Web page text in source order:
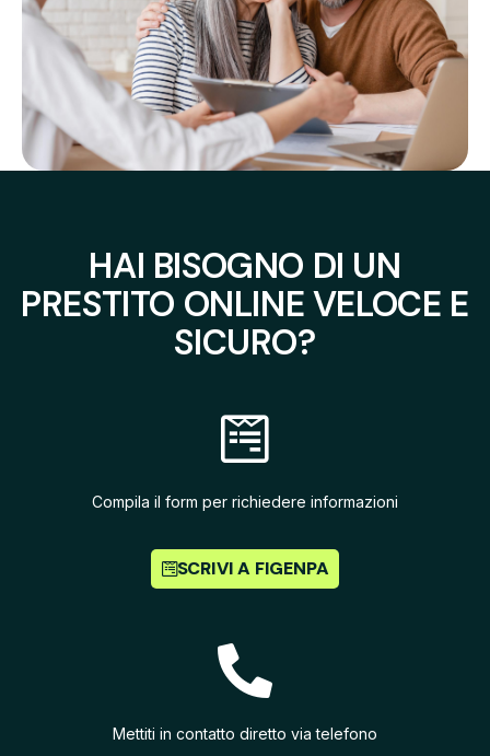
HAI BISOGNO DI UN
PRESTITO ONLINE VELOCE E
SICURO?
Compila il form per richiedere informazioni
SCRIVI A FIGENPA
Mettiti in contatto diretto via telefono